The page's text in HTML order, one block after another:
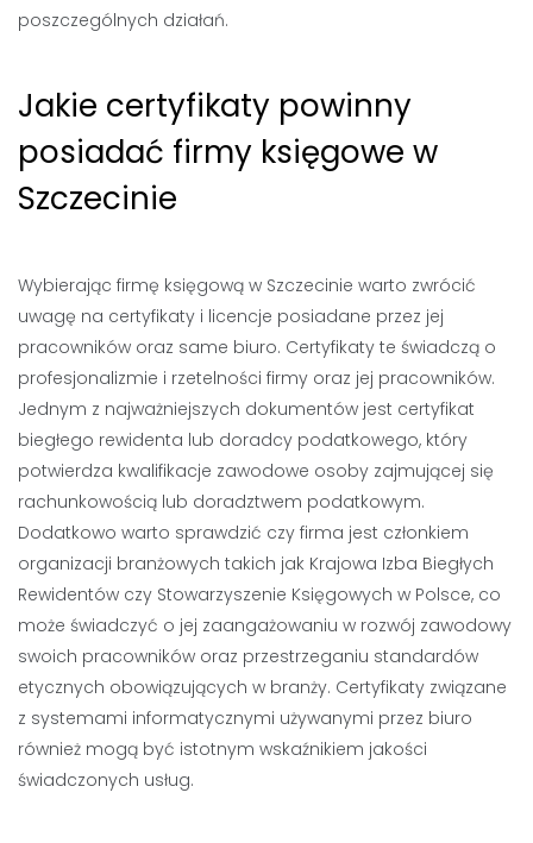
poszczególnych działań.
Jakie certyfikaty powinny
posiadać firmy księgowe w
Szczecinie
Wybierając firmę księgową w Szczecinie warto zwrócić
uwagę na certyfikaty i licencje posiadane przez jej
pracowników oraz same biuro. Certyfikaty te świadczą o
profesjonalizmie i rzetelności firmy oraz jej pracowników.
Jednym z najważniejszych dokumentów jest certyfikat
biegłego rewidenta lub doradcy podatkowego, który
potwierdza kwalifikacje zawodowe osoby zajmującej się
rachunkowością lub doradztwem podatkowym.
Dodatkowo warto sprawdzić czy firma jest członkiem
organizacji branżowych takich jak Krajowa Izba Biegłych
Rewidentów czy Stowarzyszenie Księgowych w Polsce, co
może świadczyć o jej zaangażowaniu w rozwój zawodowy
swoich pracowników oraz przestrzeganiu standardów
etycznych obowiązujących w branży. Certyfikaty związane
z systemami informatycznymi używanymi przez biuro
również mogą być istotnym wskaźnikiem jakości
świadczonych usług.